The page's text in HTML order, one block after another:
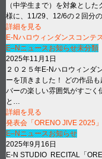
（中学生まで）を対象とし
様に、11/29、12/6の２回分
詳細を見る
E-Nハロウィンダンスコンテ
E–Nニュースお知らせ未分類
2025年11月1日
２０２５年E-Nハロウィンダ
ーを頂きました！ どの作品
バーの楽しい雰囲気がすごく
と…
詳細を見る
発表会「ORENO JIVE 2025
E–Nニュースお知らせ
2025年9月16日
E-N STUDIO RECITAL「